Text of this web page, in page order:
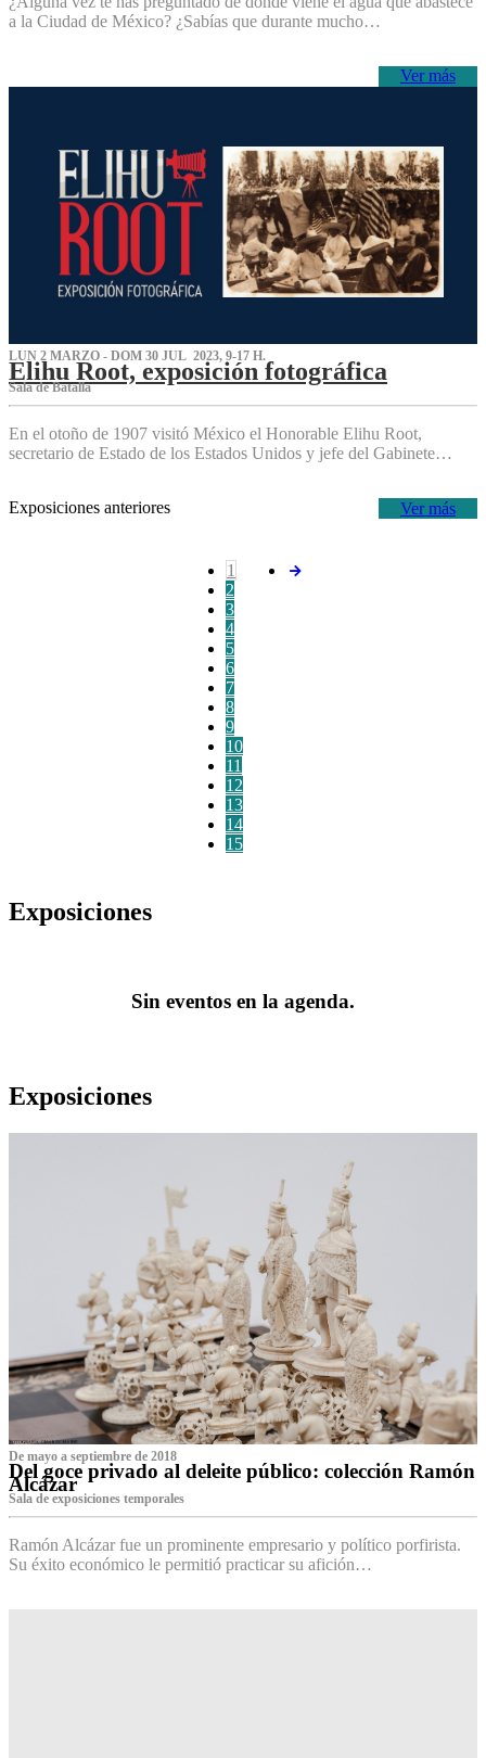
a la Ciudad de México? ¿Sabías que durante mucho…
Ver más
LUN 2 MARZO - DOM 30 JUL 2023, 9-17 H.
Elihu Root, exposición fotográfica
Sala de Batalla
En el otoño de 1907 visitó México el Honorable Elihu Root,
secretario de Estado de los Estados Unidos y jefe del Gabinete…
Ver más
Exposiciones anteriores
1
2
3
4
5
6
7
8
9
10
11
12
13
14
15
Exposiciones
Sin eventos en la agenda.
Exposiciones
De mayo a septiembre de 2018
Del goce privado al deleite público: colección Ramón
Alcázar
Sala de exposiciones temporales
Ramón Alcázar fue un prominente empresario y político porfirista.
Su éxito económico le permitió practicar su afición…